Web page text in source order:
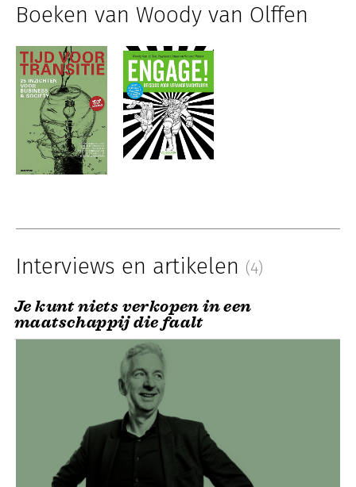
Boeken van Woody van Olffen
Interviews en artikelen (4)
Je kunt niets verkopen in een
maatschappij die faalt